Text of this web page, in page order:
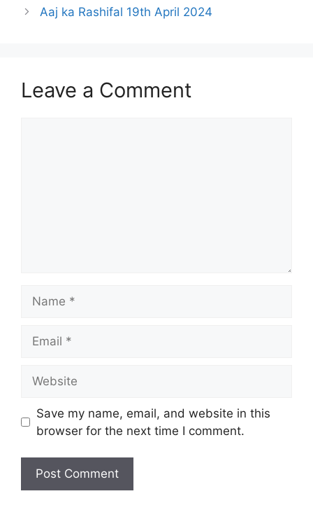
Aaj ka Rashifal 19th April 2024
Leave a Comment
Save my name, email, and website in this
browser for the next time I comment.